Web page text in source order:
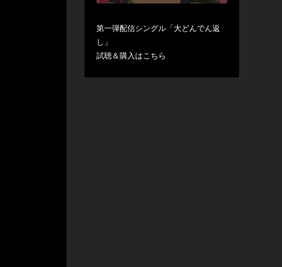
第一弾配信シングル「大どんでん返
し」
試聴＆購入はこちら